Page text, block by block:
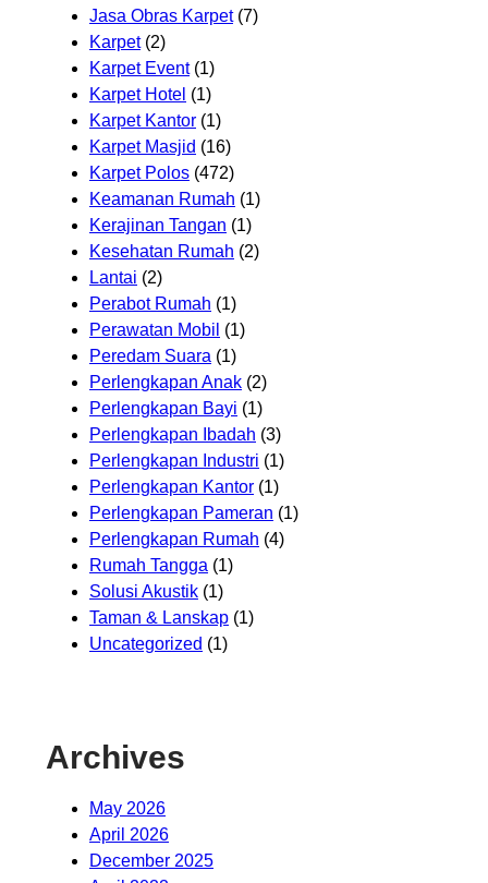
Jasa Obras Karpet(7)
Karpet(2)
Karpet Event(1)
Karpet Hotel (1)
Karpet Kantor (1)
Karpet Masjid (16)
Karpet Polos (472)
Keamanan Rumah (1)
Kerajinan Tangan (1)
Kesehatan Rumah (2)
Lantai (2)
Perabot Rumah (1)
Perawatan Mobil (1)
Peredam Suara (1)
Perlengkapan Anak (2)
Perlengkapan Bayi (1)
Perlengkapan Ibadah (3)
Perlengkapan Industri (1)
Perlengkapan Kantor (1)
Perlengkapan Pameran (1)
Perlengkapan Rumah (4)
Rumah Tangga (1)
Solusi Akustik (1)
Taman & Lanskap (1)
Uncategorized (1)
Archives
May 2026
April 2026
December 2025